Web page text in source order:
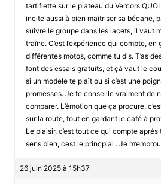
tartiflette sur le plateau du Vercors
incite aussi à bien maîtriser sa bécane,
suivre le groupe dans les lacets, il vaut
traîne. C’est l’expérience qui compte, en
différentes motos, comme tu dis. T’as
font des essais gratuits, et çà vaut le
si un modele te plaît ou si c’est une
promesses. Je te conseille vraiment de
comparer. L’émotion que ça procure,
sur la route, tout en gardant le café à
Le plaisir, c’est tout ce qui compte
sens bien, cest le princpial . Je
26 juin 2025 à 15h37